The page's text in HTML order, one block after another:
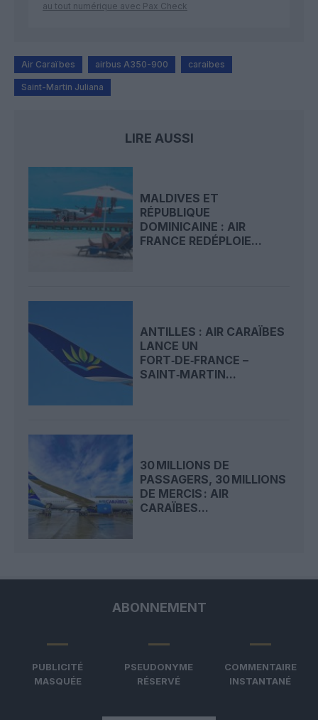
au tout numérique avec Pax Check
Air Caraïbes airbus A350-900 caraibes
Saint-Martin Juliana
LIRE AUSSI
MALDIVES ET
RÉPUBLIQUE
DOMINICAINE : AIR
FRANCE REDÉPLOIE...
ANTILLES : AIR CARAÏBES
LANCE UN
FORT‑DE‑FRANCE –
SAINT‑MARTIN...
30 MILLIONS DE
PASSAGERS, 30 MILLIONS
DE MERCIS : AIR
CARAÏBES...
ABONNEMENT
PUBLICITÉ
MASQUÉE
PSEUDONYME
RÉSERVÉ
COMMENTAIRE
INSTANTANÉ